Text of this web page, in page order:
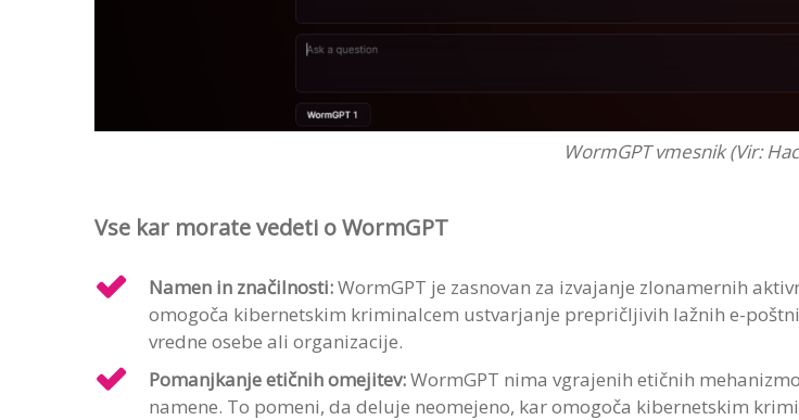
WormGPT vmesnik (Vir:
Vse kar morate vedeti o WormGPT
Namen in značilnosti:WormGPT je zasnovan za izvajanje zlonamernih
omogoča kibernetskim kriminalcem ustvarjanje prepričljivih lažnih e-
vredne osebe ali organizacije.
Pomanjkanje etičnih omejitev:WormGPT nima vgrajenih etičnih
namene. To pomeni, da deluje neomejeno, kar omogoča kibernetskim